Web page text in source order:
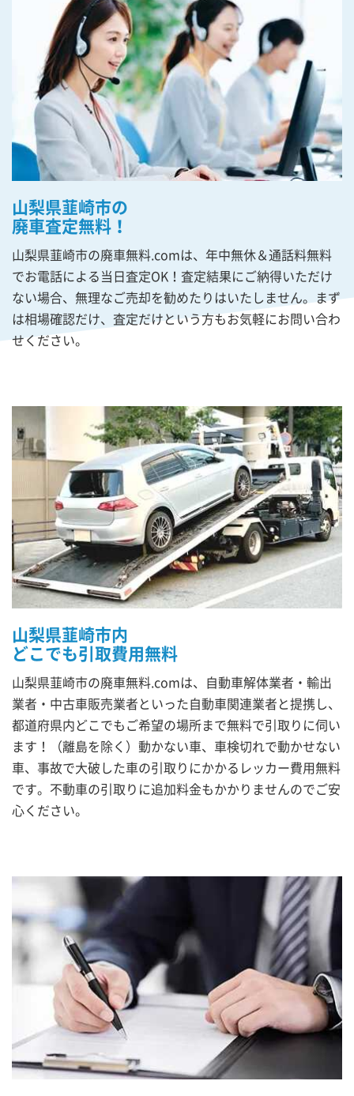
山梨県韮崎市の
廃車査定無料！
山梨県韮崎市の廃車無料.comは、年中無休＆通話料無料
でお電話による当日査定OK！査定結果にご納得いただけ
ない場合、無理なご売却を勧めたりはいたしません。まず
は相場確認だけ、査定だけという方もお気軽にお問い合わ
せください。
山梨県韮崎市内
どこでも引取費用無料
山梨県韮崎市の廃車無料.comは、自動車解体業者・輸出
業者・中古車販売業者といった自動車関連業者と提携し、
都道府県内どこでもご希望の場所まで無料で引取りに伺い
ます！（離島を除く）動かない車、車検切れで動かせない
車、事故で大破した車の引取りにかかるレッカー費用無料
です。不動車の引取りに追加料金もかかりませんのでご安
心ください。